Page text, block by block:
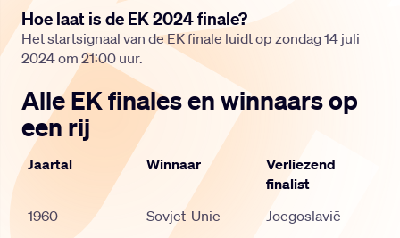
Hoe laat is de EK 2024 finale?
Het startsignaal van de EK finale luidt op zondag 14 juli
2024 om 21:00 uur.
Alle EK finales en winnaars op
een rij
Jaartal Winnaar
Verliezend
finalist
1960
Sovjet-Unie
Joegoslavië